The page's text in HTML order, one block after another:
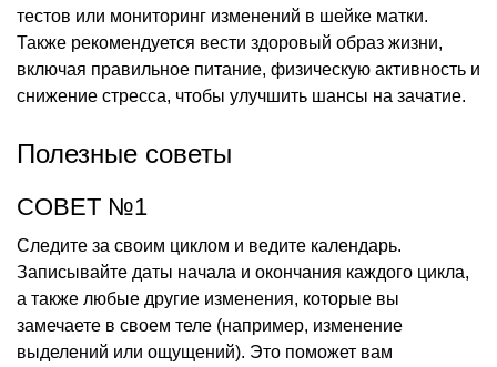
тестов или мониторинг изменений в шейке матки.
Также рекомендуется вести здоровый образ жизни,
включая правильное питание, физическую активность и
снижение стресса, чтобы улучшить шансы на зачатие.
Полезные советы
СОВЕТ №1
Следите за своим циклом и ведите календарь.
Записывайте даты начала и окончания каждого цикла,
а также любые другие изменения, которые вы
замечаете в своем теле (например, изменение
выделений или ощущений). Это поможет вам